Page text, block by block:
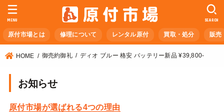
原付市場とは 修理について レンタル原付 買取・処分 販売
SEARCH
MENU
HOME 御売約御礼 ディオ ブルー 格安 バッテリー新品 ¥39,800-
お知らせ
原付市場が選ばれる4つの理由